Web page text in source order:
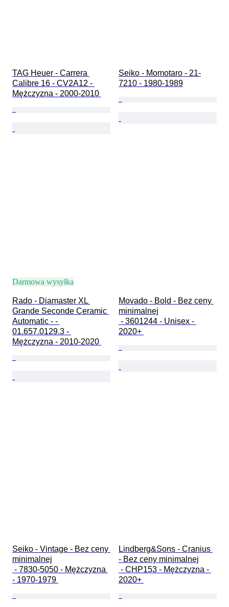
TAG Heuer - Carrera
Calibre 16 - CV2A12 -
Mężczyzna - 2000-2010
Seiko - Momotaro - 21-
7210 - 1980-1989
Darmowa wysyłka
Rado - Diamaster XL
Grande Seconde Ceramic
Automatic - -
01.657.0129.3 -
Mężczyzna - 2010-2020
Movado - Bold - Bez ceny
minimalnej
2020+
Seiko - Vintage - Bez ceny
minimalnej
- 1970-1979
Lindberg&Sons - Cranius
- Bez ceny minimalnej
2020+